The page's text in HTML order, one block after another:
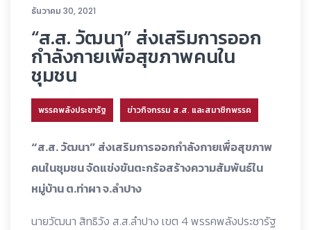
ธันวาคม 30, 2021
“ส.ส. วัฒนา” ส่งเสริมการออก
กำลังกายเพื่อสุขภาพคนใน
ชุมชน
พรรคพลังประชารัฐ ข่าวกิจกรรม ส.ส. และสมาชิกพรรค
“ส.ส. วัฒนา” ส่งเสริมการออกกำลังกายเพื่อสุขภาพ
คนในชุมชน จัดแข่งขันตะกร้อสร้างความสัมพันธ์ใน
หมู่บ้าน ต.ท่าผา จ.ลำปาง
นายวัฒนา สิทธิวัง ส.ส.ลำปาง เขต 4 พรรคพลังประชารัฐ